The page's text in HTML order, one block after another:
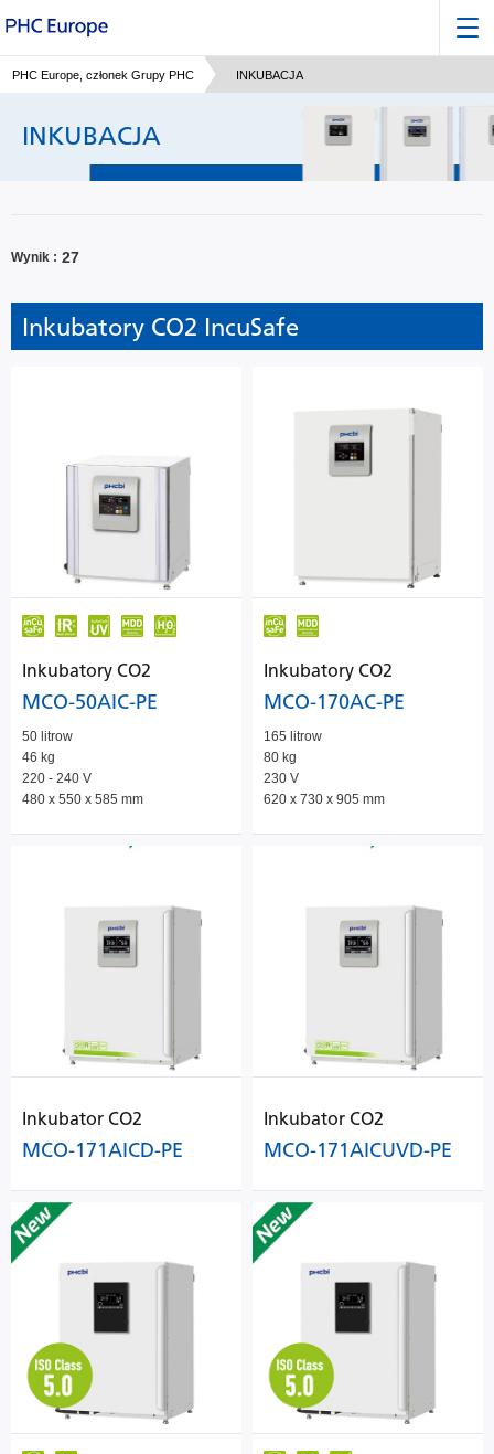
PHC Europe, członek Grupy PHC INKUBACJA
INKUBACJA
Wynik 27
Inkubatory CO2 IncuSafe
Inkubatory CO2
MCO-50AIC-PE
50 litrow
46 kg
220 - 240 V
480 x 550 x 585 mm
Inkubatory CO2
MCO-170AC-PE
165 litrow
80 kg
230 V
620 x 730 x 905 mm
Inkubator CO2
MCO-171AICD-PE
Inkubator CO2
MCO-171AICUVD-PE